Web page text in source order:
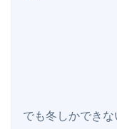
でも冬しかでき